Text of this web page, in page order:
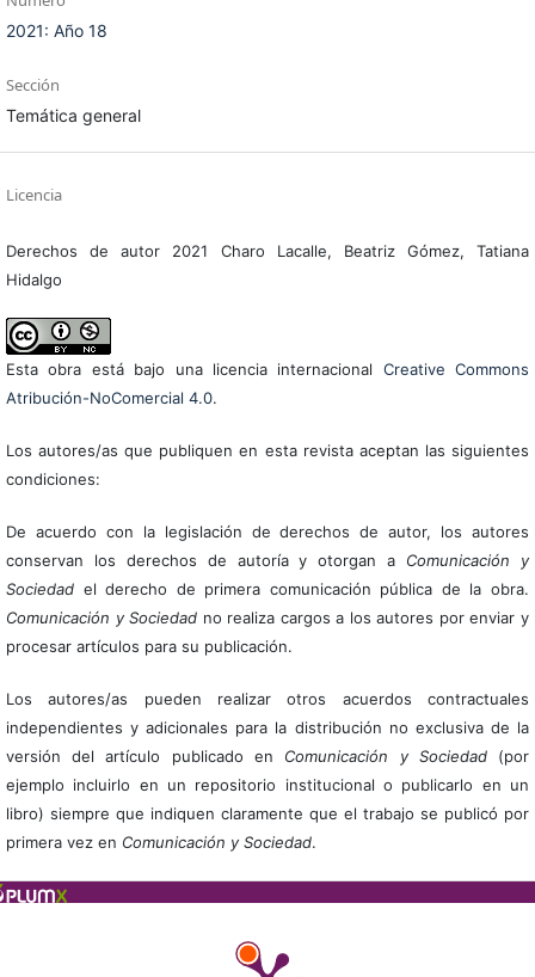
2021: Año 18
Sección
Temática general
Licencia
Derechos de autor 2021 Charo Lacalle, Beatriz Gómez, Tatiana
Hidalgo
Esta obra está bajo una licencia internacional Creative Commons
Atribución-NoComercial 4.0.
Los autores/as que publiquen en esta revista aceptan las siguientes
condiciones:
De acuerdo con la legislación de derechos de autor, los autores
conservan los derechos de autoría y otorgan a Comunicación y
Sociedadel derecho de primera comunicación pública de la obra.
Comunicación y Sociedad no realiza cargos a los autores por enviar y
procesar artículos para su publicación.
Los autores/as pueden realizar otros acuerdos contractuales
independientes y adicionales para la distribución no exclusiva de la
versión del artículo publicado en Comunicación y Sociedad(por
ejemplo incluirlo en un repositorio institucional o publicarlo en un
libro) siempre que indiquen claramente que el trabajo se publicó por
primera vez en Comunicación y Sociedad.